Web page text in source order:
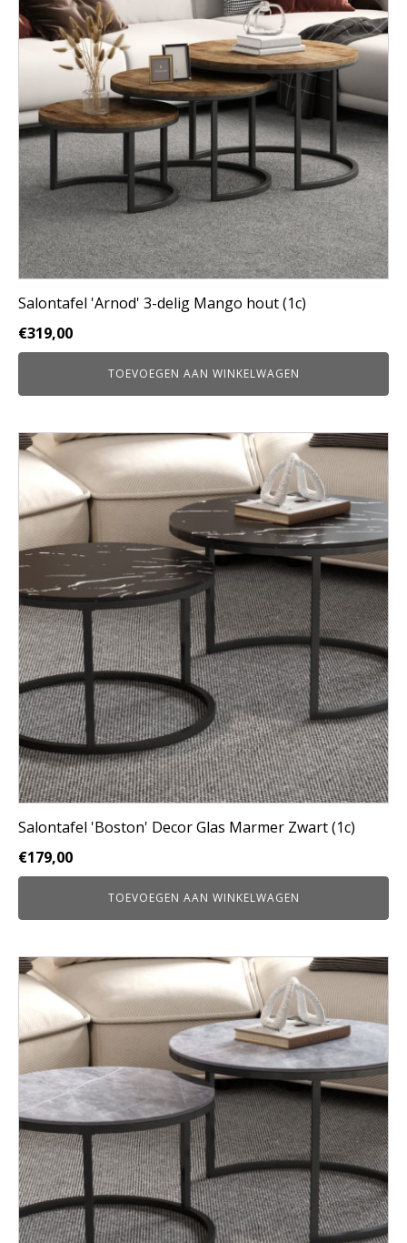
Salontafel 'Arnod' 3-delig Mango hout (1c)
€319,00
TOEVOEGEN AAN WINKELWAGEN
Salontafel 'Boston' Decor Glas Marmer Zwart (1c)
€179,00
TOEVOEGEN AAN WINKELWAGEN